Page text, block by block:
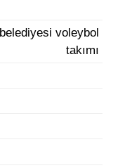
voleybol
takımı